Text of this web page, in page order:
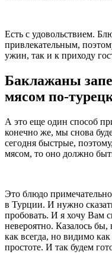
Есть с удовольствием.
привлекательным,
ужин, так и к приходу
Баклажаны
мясом по-
А это еще один способ
конечно же, мы снова
сегодня быстрые,
мясом, то оно должно
Это блюдо
в Турции. И нужно
пробовать. И я хочу Вам
невероятно. Казалось бы,
как всегда, но видимо как
простоте. И так будем